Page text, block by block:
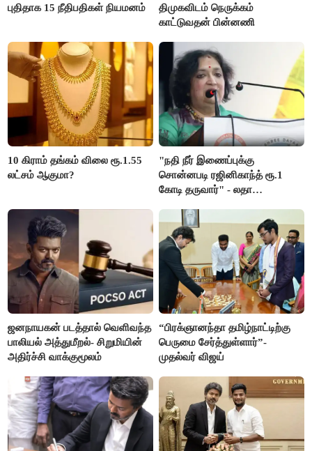
புதிதாக 15 நீதிபதிகள் நியமனம்
திமுகவிடம் நெருக்கம்
காட்டுவதன் பின்னணி
10 கிராம் தங்கம் விலை ரூ.1.55
லட்சம் ஆகுமா?
"நதி நீர் இணைப்புக்கு
சொன்னபடி ரஜினிகாந்த் ரூ.1
கோடி தருவார்" - லதா
ஜனநாயகன் படத்தால் வெளிவந்த
பாலியல் அத்துமீறல்- சிறுமியின்
அதிர்ச்சி வாக்குமூலம்
“பிரக்ஞானந்தா தமிழ்நாட்டிற்கு
பெருமை சேர்த்துள்ளார்”-
முதல்வர் விஜய்